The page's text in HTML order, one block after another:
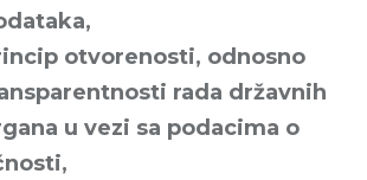
otvorenosti, odnosno
rada državnih
u vezi sa podacima o